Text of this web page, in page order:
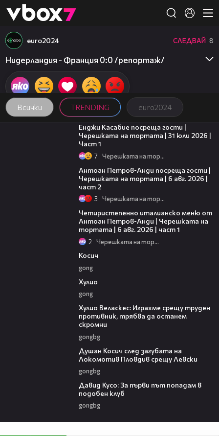
👾
Всички TRENDING euro2024
euro2024 СЛЕДВАЙ 8
Нидерландия - Франция 0:0 /репортаж/
10:44
Енджи Касабие посреща гости |
Черешката на тортата | 31 юли 2026 |
Част 1
7 Черешката на тортата
Антоан Петров-Анди посреща гости |
Черешката на тортата | 6 авг. 2026 |
част 2
3 Черешката на тортата
Четиристепенно италианско меню от
Антоан Петров-Анди | Черешката на
тортата | 6 авг. 2026 | част 1
2 Черешката на тортата
Косич
gong
Хулио
gong
Хулио Веласкес: Играхме срещу труден
противник, трябва да останем
скромни
gongbg
Душан Косич след загубата на
Локомотив Пловдив срещу Левски
gongbg
Давид Кусо: За първи път попадам в
подобен клуб
gongbg